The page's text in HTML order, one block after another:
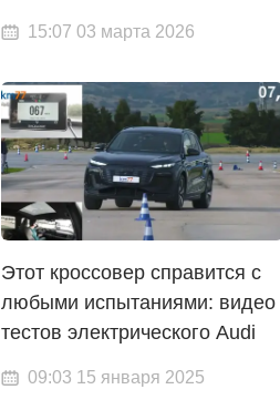
15:07 03 марта 2026
Этот кроссовер справится с
любыми испытаниями: видео
тестов электрического Audi
09:03 15 января 2025